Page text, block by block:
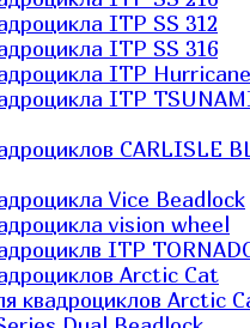
ITP SS 312
ITP SS 316
ITP Hurricane
ITP
CARLISLE
Vice Beadlock
vision wheel
ITP
Arctic Cat
квадроциклов Arctic